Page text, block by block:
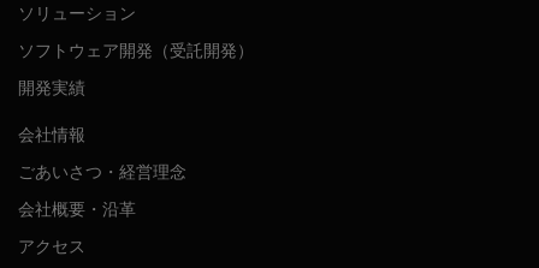
ソリューション
ソフトウェア開発（受託開発）
開発実績
会社情報
ごあいさつ・経営理念
会社概要・沿革
アクセス